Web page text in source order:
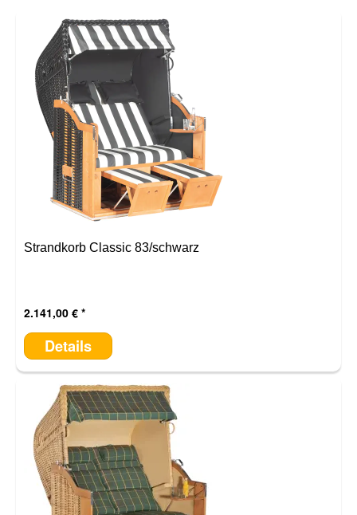
Strandkorb Classic 83/schwarz
2.141,00 €
Details